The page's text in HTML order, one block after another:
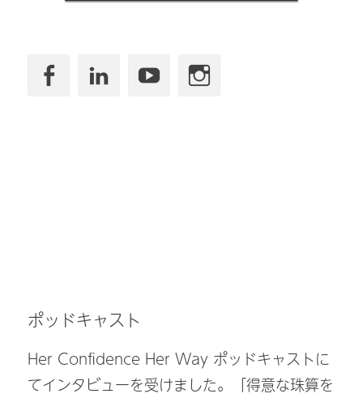
FacebookLinkedInYouTube
ポッドキャスト
Her Confidence Her Way ポッドキャストに
てインタビューを受けました。「得意な珠算を